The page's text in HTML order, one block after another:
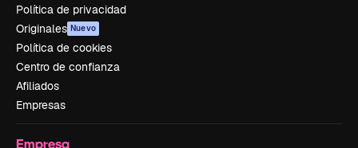
Política de privacidad
Originales Nuevo
Política de cookies
Centro de confianza
Afiliados
Empresas
Empresa